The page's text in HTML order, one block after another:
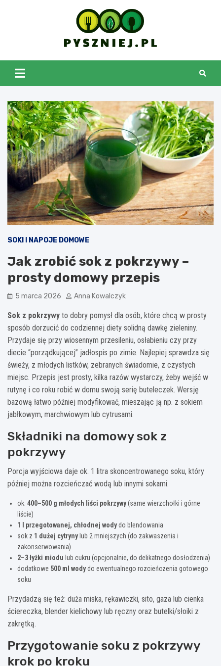
pyszniej.pl
SOKI I NAPOJE DOMOWE
Jak zrobić sok z pokrzywy –
prosty domowy przepis
5 marca 2026 Anna Kowalczyk
Sok z pokrzywy to dobry pomysł dla osób, które chcą w prosty
sposób dorzucić do codziennej diety solidną dawkę zieleniny.
Przydaje się przy wiosennym przesileniu, osłabieniu czy przy
diecie “porządkującej” jadłospis po zimie. Najlepiej sprawdza się
świeży, z młodych listków, zebranych świadomie, z czystych
miejsc. Przepis jest prosty, kilka razów wystarczy, żeby wejść w
rutynę i co roku robić w domu swoją serię buteleczek. Wersję
bazową łatwo później modyfikować, mieszając ją np. z sokiem
jabłkowym, marchwiowym lub cytrusami.
Składniki na domowy sok z
pokrzywy
Porcja wyjściowa daje ok. 1 litra skoncentrowanego soku, który
później można rozcieńczać wodą lub innymi sokami.
ok. 400–500 g młodych liści pokrzywy(same wierzchołki i górne
liście)
1 l przegotowanej, chłodnej wodydo blendowania
sok z 1 dużej cytrynylub 2 mniejszych (do zakwaszenia i
zakonserwowania)
2–3 łyżki miodu lub cukru (opcjonalnie, do delikatnego dosłodzenia)
dodatkowe 500 ml wodydo ewentualnego rozcieńczenia gotowego
soku
Przydadzą się też: duża miska, rękawiczki, sito, gaza lub cienka
ściereczka, blender kielichowy lub ręczny oraz butelki/słoiki z
zakrętką.
Przygotowanie soku z pokrzywy
krok po kroku